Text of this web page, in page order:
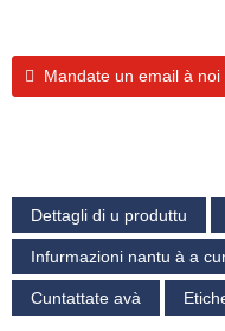
Mandate un email à noi
Dettagli di u produttu
Infurmazioni nantu à a
Cuntattate avà